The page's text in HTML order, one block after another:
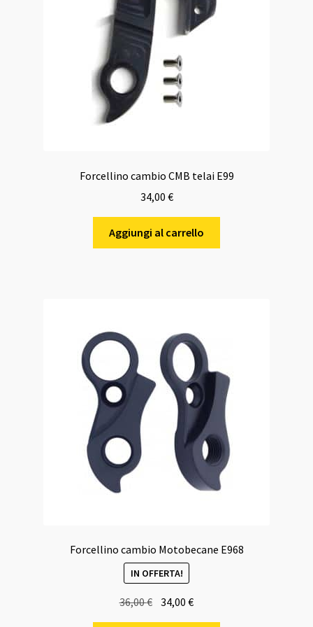
Forcellino cambio CMB telai E99
34,00 €
Aggiungi al carrello
Forcellino cambio Motobecane E968
IN OFFERTA!
36,00€ 34,00€Il